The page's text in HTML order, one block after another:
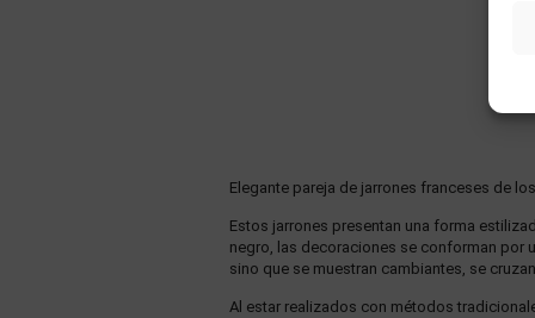
Elegante pareja de jarrones franceses de
Estos jarrones presentan una forma
negro, las decoraciones se conforman por
sino que se muestran cambiantes, se
Al estar realizados con métodos